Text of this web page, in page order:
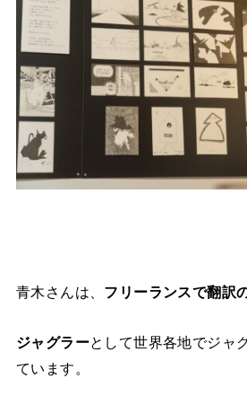
青木さんは、 フリーランスで翻訳
ジャグラーとして世界各地でジャ
ています。